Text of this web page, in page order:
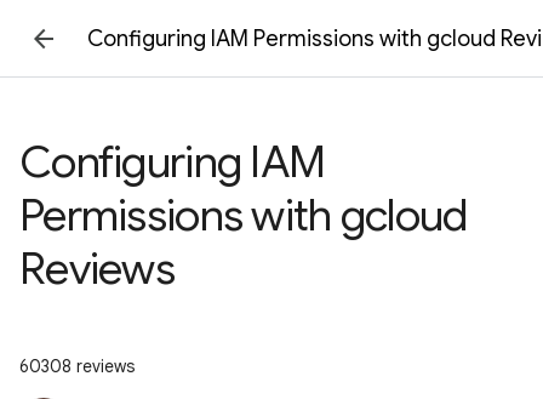
Configuring IAM Permissions with gcloud
Configuring IAM
Permissions with gcloud
Reviews
60308 reviews